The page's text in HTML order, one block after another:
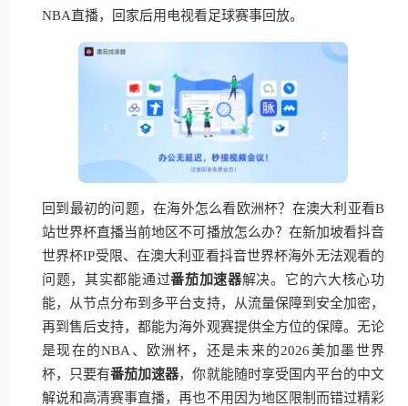
NBA直播，回家后用电视看足球赛事回放。
回到最初的问题，在海外怎么看欧洲杯？在澳大利亚看B
站世界杯直播当前地区不可播放怎么办？在新加坡看抖音
世界杯IP受限、在澳大利亚看抖音世界杯海外无法观看的
问题，其实都能通过番茄加速器解决。它的六大核心功
能，从节点分布到多平台支持，从流量保障到安全加密，
再到售后支持，都能为海外观赛提供全方位的保障。无论
是现在的NBA、欧洲杯，还是未来的2026美加墨世界
杯，只要有番茄加速器，你就能随时享受国内平台的中文
解说和高清赛事直播，再也不用因为地区限制而错过精彩